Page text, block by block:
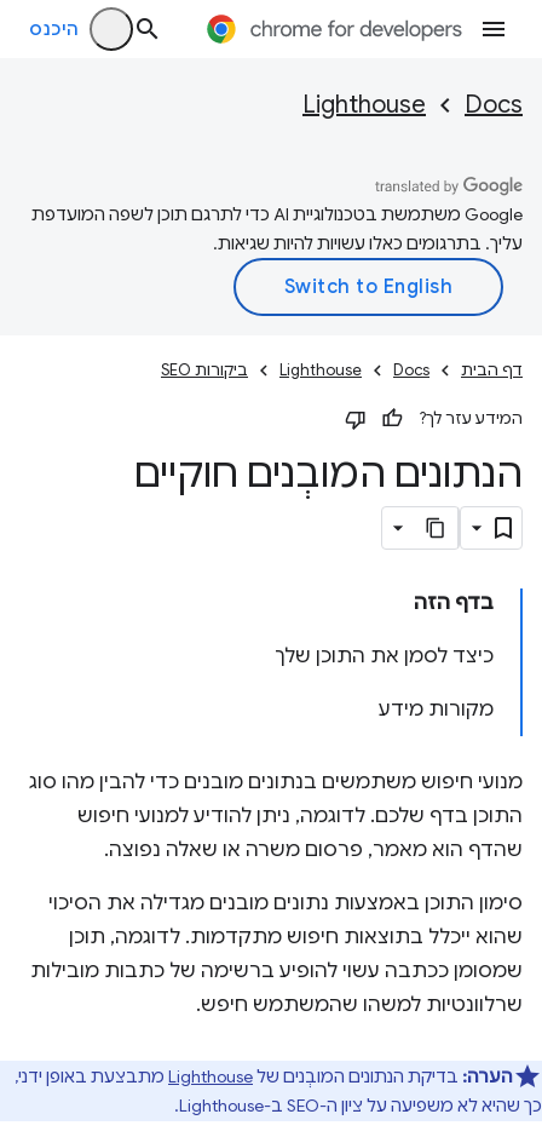
היכנס
Docs
Lighthouse
‫Google משתמשת בטכנולוגיית AI כדי לתרגם תוכן לשפה המועדפת
עליך. בתרגומים כאלו עשויות להיות שגיאות.
דף הבית Docs
Lighthouse ביקורות SEO
המידע עזר לך?
הנתונים המובְנים חוקיים
בדף הזה
כיצד לסמן את התוכן שלך
מקורות מידע
מנועי חיפוש משתמשים בנתונים מובנים כדי להבין מהו סוג
התוכן בדף שלכם. לדוגמה, ניתן להודיע למנועי חיפוש
שהדף הוא מאמר, פרסום משרה או שאלה נפוצה.
סימון התוכן באמצעות נתונים מובנים מגדילה את הסיכוי
שהוא ייכלל בתוצאות חיפוש מתקדמות. לדוגמה, תוכן
שמסומן ככתבה עשוי להופיע ברשימה של כתבות מובילות
שרלוונטיות למשהו שהמשתמש חיפש.
הערה: בדיקת הנתונים המובְנים שלLighthouse מתבצעת באופן ידני,
כך שהיא לא משפיעה על ציון ה-SEO ב-Lighthouse.